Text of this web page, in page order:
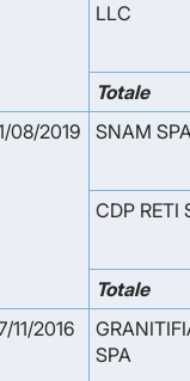
LLC
Totale
08/2019 SNAM
CDP RETI
Totale
11/2016
SPA